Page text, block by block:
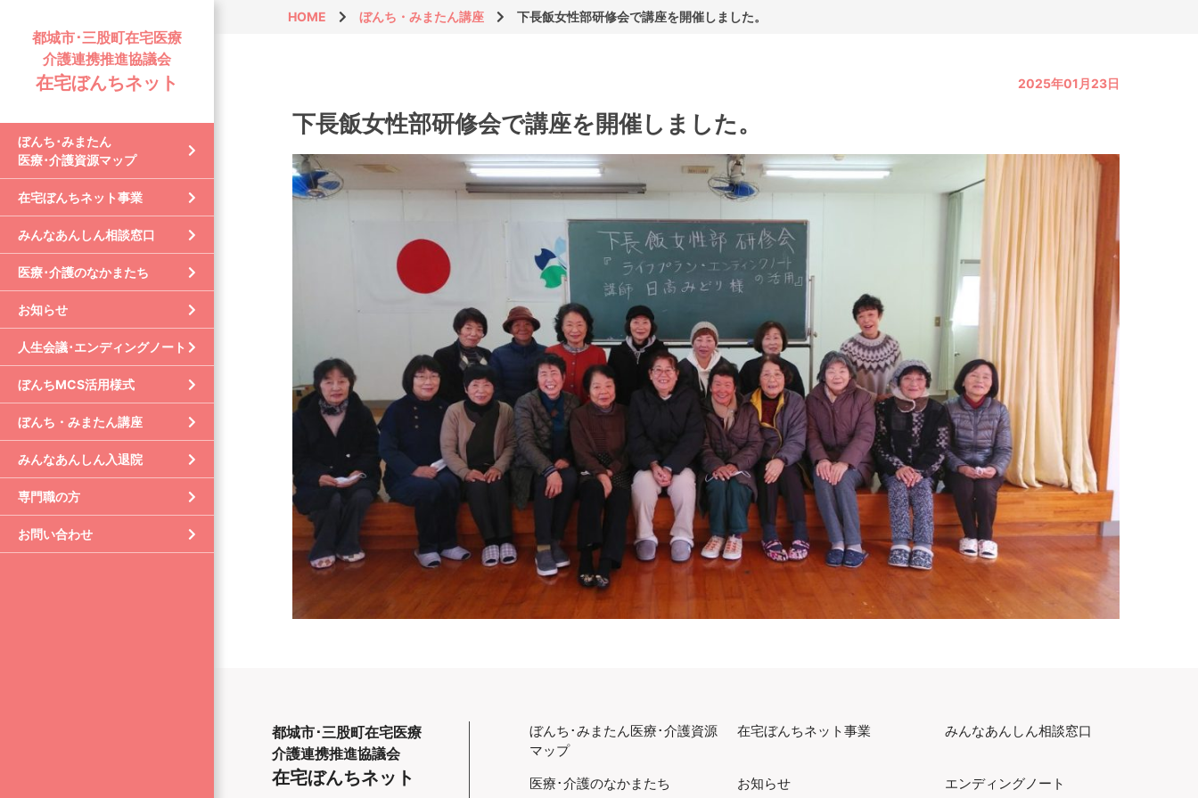
都城市･三股町在宅医療
介護連携推進協議会
在宅ぼんちネット
ぼんち･みまたん
医療･介護資源マップ
在宅ぼんちネット事業
みんなあんしん相談窓口
医療･介護のなかまたち
お知らせ
人生会議･エンディングノート
ぼんちMCS活用様式
ぼんち・みまたん講座
みんなあんしん入退院
専門職の方
お問い合わせ
HOME ぼんち・みまたん講座 下長飯女性部研修会で講座を開催しました。
2025年01月23日
下長飯女性部研修会で講座を開催しました。
都城市･三股町在宅医療
介護連携推進協議会
在宅ぼんちネット
ぼんち･みまたん医療･介護資源
マップ
在宅ぼんちネット事業 みんなあんしん相談窓口
医療･介護のなかまたち お知らせ エンディングノート